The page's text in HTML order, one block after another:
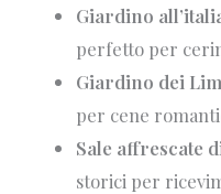
Giardino
perfetto per
Giardino dei
per cene
Sale affrescate
storici per